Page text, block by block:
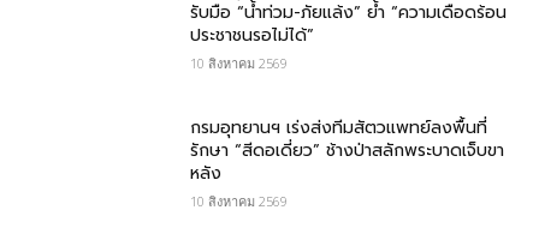
รับมือ “น้ำท่วม-ภัยแล้ง” ย้ำ “ความเดือดร้อน
ประชาชนรอไม่ได้”
10 สิงหาคม 2569
กรมอุทยานฯ เร่งส่งทีมสัตวแพทย์ลงพื้นที่
รักษา “สีดอเดี่ยว” ช้างป่าสลักพระบาดเจ็บขา
หลัง
10 สิงหาคม 2569